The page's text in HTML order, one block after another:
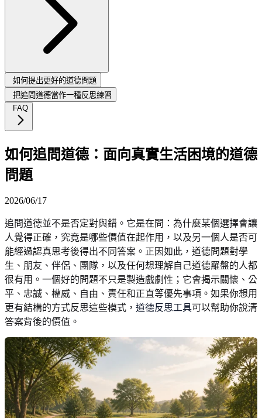
如何提出更好的道德問題
把追問道德當作一種反思練習
FAQ
如何追問道德：面向真實生活困境的道德
問題
2026/06/17
追問道德並不是否定對與錯。它是在問：為什麼某個選擇會讓
人覺得正確，究竟是哪些價值在起作用，以及另一個人是否可
能經過認真思考後得出不同答案。正因如此，道德問題對學
生、朋友、伴侶、團隊，以及任何想理解自己道德羅盤的人都
很有用。一個好的問題不只是製造戲劇性；它會揭示關懷、公
平、忠誠、權威、自由、責任和正直等優先事項。如果你想用
更有結構的方式反思這些模式， 道德反思工具可以幫助你說清
答案背後的價值。